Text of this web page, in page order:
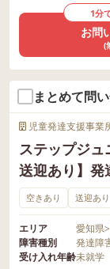
1分
お問
(
まとめて問
児童発達支援事業
ステップジュ
送迎あり】発
空きあり 送迎あり
エリア 愛知県>
障害種別
発達障
受け入れ年齢未就学